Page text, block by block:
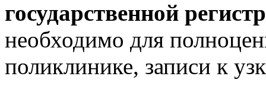
государственной
необходимо для
поликлинике, записи к